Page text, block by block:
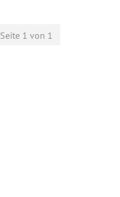
Seite 1 von 1